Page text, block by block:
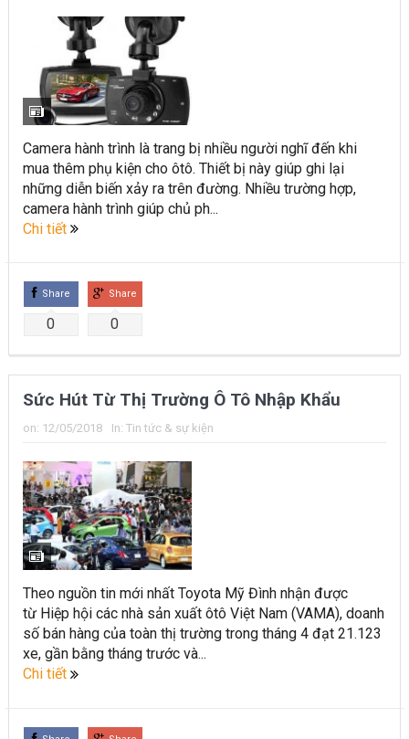
Camera hành trình là trang bị nhiều người nghĩ đến khi
mua thêm phụ kiện cho ôtô. Thiết bị này giúp ghi lại
những diễn biến xảy ra trên đường. Nhiều trường hợp,
camera hành trình giúp chủ ph...
Chi tiết
Share
0
Share
0
Sức Hút Từ Thị Trường Ô Tô Nhập Khẩu
on: 12/05/2018 In: Tin tức & sự kiện
Theo nguồn tin mới nhất Toyota Mỹ Đình nhận được
từ Hiệp hội các nhà sản xuất ôtô Việt Nam (VAMA), doanh
số bán hàng của toàn thị trường trong tháng 4 đạt 21.123
xe, gần bằng tháng trước và...
Chi tiết